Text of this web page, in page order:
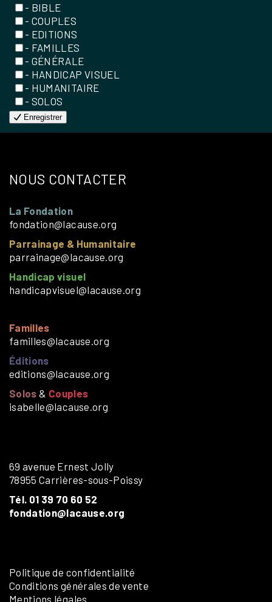
- BIBLE
- COUPLES
- EDITIONS
- FAMILLES
- GÉNÉRALE
- HANDICAP VISUEL
- HUMANITAIRE
- SOLOS
Enregistrer
NOUS CONTACTER
La Fondation
fondation@lacause.org
Parrainage & Humanitaire
parrainage@lacause.org
Handicap visuel
handicapvisuel@lacause.org
Familles
familles@lacause.org
Éditions
editions@lacause.org
Solos & Couples
isabelle@lacause.org
69 avenue Ernest Jolly
78955 Carrières-sous-Poissy
Tél. 01 39 70 60 52
fondation@lacause.org
Politique de confidentialité
Conditions générales de vente
Mentions légales